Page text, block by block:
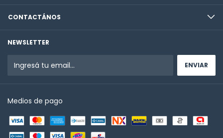
CONTACTÁNOS
NEWSLETTER
Medios de pago